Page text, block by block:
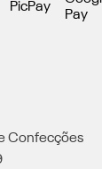
Confecções